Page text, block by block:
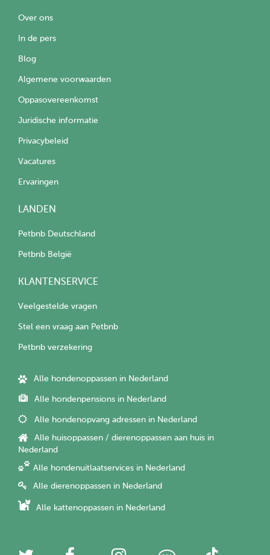
Over ons
In de pers
Blog
Algemene voorwaarden
Oppasovereenkomst
Juridische informatie
Privacybeleid
Vacatures
Ervaringen
LANDEN
Petbnb Deutschland
Petbnb België
KLANTENSERVICE
Veelgestelde vragen
Stel een vraag aan Petbnb
Petbnb verzekering
Alle hondenoppassen in Nederland
Alle hondenpensions in Nederland
Alle hondenopvang adressen in Nederland
Alle huisoppassen / dierenoppassen aan huis in
Nederland
Alle hondenuitlaatservices in Nederland
Alle dierenoppassen in Nederland
Alle kattenoppassen in Nederland